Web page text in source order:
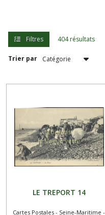
Filtres 404 résultats
Trier par
LE TREPORT 14
Cartes Postales - Seine-Maritime -
SEINE-
MARITIME
-
POSTALES
NORD
ET
PAS-
DE-
CALAIS